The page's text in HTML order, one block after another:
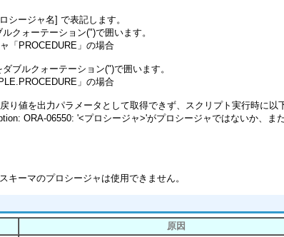
シージャ名] で表記します。
クォーテーション(")で囲います。
「PROCEDURE」の場合
ブルクォーテーション(")で囲います。
」の場合
り値を出力パラメータとして取得できず、スクリプト実行時に以
ORA-06550: '<プロシージャ>'がプロシージャではないか、ま
キーマのプロシージャは使用できません。
原因